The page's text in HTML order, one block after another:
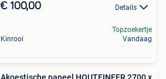
€ 100,00 Details
Kinrooi
Topzoekertje
Vandaag
Akoestische paneel HOUTFINEER 2700 x